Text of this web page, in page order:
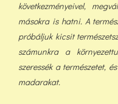
következményeivel,
másokra is hatni. A
próbáljuk kicsit
számunkra a
szeressék a természetet,
madarakat.